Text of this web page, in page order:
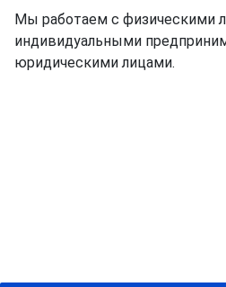
Мы работаем с физическими
индивидуальными
юридическими лицами.